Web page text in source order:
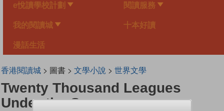
e悅讀學校計劃 閱讀服務
我的閱讀城 十本好讀
漫話生活
香港閱讀城> 圖書 > 文學小說 > 世界文學
Twenty Thousand Leagues
Under the Sea